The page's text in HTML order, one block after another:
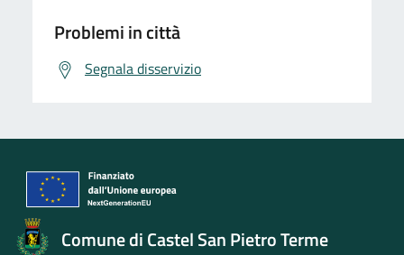
Problemi in città
Segnala disservizio
Comune di Castel San Pietro Terme